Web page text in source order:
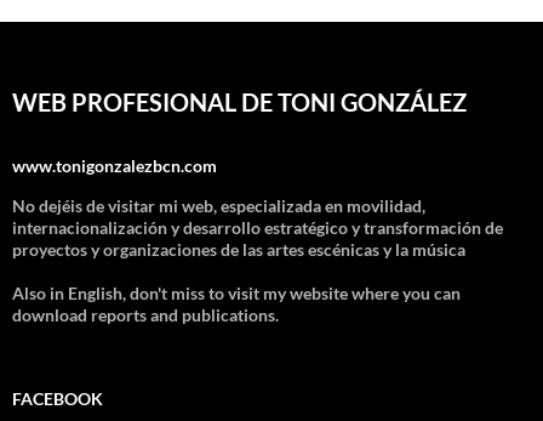
WEB PROFESIONAL DE TONI GONZÁLEZ
www.tonigonzalezbcn.com
No dejéis de visitar mi web, especializada en movilidad,
internacionalización y desarrollo estratégico y transformación de
proyectos y organizaciones de las artes escénicas y la música
Also in English, don't miss to visit my website where you can
download reports and publications.
FACEBOOK